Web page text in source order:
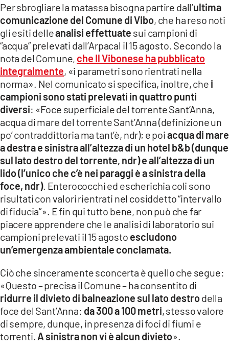
LACAPITALENEWS.IT
App
ANDROID
APPLE
Per sbrogliare la matassa bisogna partire dall’ultima
comunicazione del Comune di Vibo, che ha reso noti
gli esiti delleanalisi effettuate sui campioni di
“acqua” prelevati dall’Arpacal il 15 agosto. Secondo la
nota del Comune, che Il Vibonese ha pubblicato
integralmente, «i parametri sono rientrati nella
norma». Nel comunicato si specifica, inoltre, che i
campioni sono stati prelevati in quattro punti
diversi: «Foce superficiale del torrente Sant’Anna,
acqua di mare del torrente Sant’Anna (definizione un
po’ contraddittoria ma tant’è, ndr); e poiacqua di mare
a destra e sinistra all’altezza di un hotel b&b (dunque
sul lato destro del torrente, ndr) e all’altezza di un
lido (l’unico che c’è nei paraggi è a sinistra della
foce, ndr). Enterococchi ed escherichia coli sono
risultati con valori rientrati nel cosiddetto “intervallo
di fiducia”». E fin qui tutto bene, non può che far
piacere apprendere che le analisi di laboratorio sui
campioni prelevati il 15 agosto escludono
un’emergenza ambientale conclamata.
Ciò che sinceramente sconcerta è quello che segue:
«Questo – precisa il Comune – ha consentito di
ridurre il divieto di balneazione sul lato destrodella
foce del Sant’Anna: da 300 a 100 metri, stesso valore
di sempre, dunque, in presenza di foci di fiumi e
torrenti. A sinistra non vi è alcun divieto».